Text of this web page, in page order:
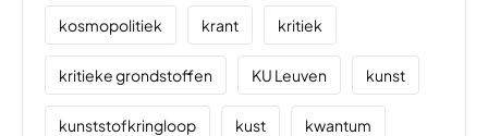
kosmopolitiek krant kritiek
kritieke grondstoffen KU Leuven kunst
kunststofkringloop kust kwantum